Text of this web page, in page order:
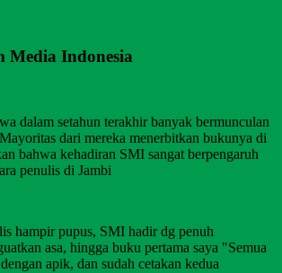
Media Indonesia
dalam setahun terakhir banyak bermunculan
dari mereka menerbitkan bukunya di
bahwa kehadiran SMI sangat berpengaruh
penulis di Jambi
hampir pupus, SMI hadir dg penuh
asa, hingga buku pertama saya "Semua
apik, dan sudah cetakan kedua